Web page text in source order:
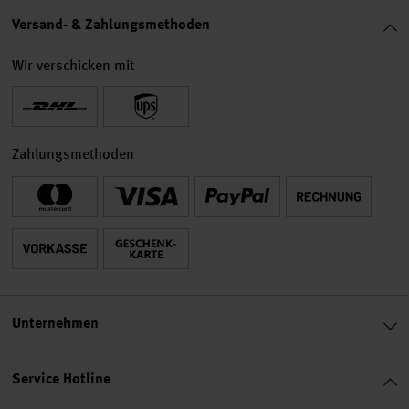
Service Hotline
Versand- & Zahlungsmethoden
Wir verschicken mit
Zahlungsmethoden
Unternehmen